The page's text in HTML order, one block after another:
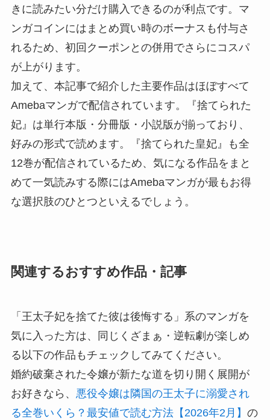
きに読みたい分だけ購入できるのが利点です。マ
ンガコインにはまとめ買い時のボーナスも付与さ
れるため、初回クーポンとの併用でさらにコスパ
が上がります。
加えて、本記事で紹介した主要作品はほぼすべて
Amebaマンガで配信されています。『捨てられた
妃』は単行本版・分冊版・小説版が揃っており、
好みの形式で読めます。『捨てられた皇妃』も全
12巻が配信されているため、気になる作品をまと
めて一気読みする際にはAmebaマンガが最もお得
な選択肢のひとつといえるでしょう。
関連するおすすめ作品・記事
「王太子妃を捨てた彼は後悔する」系のマンガを
気に入った方は、同じくざまぁ・逆転劇が楽しめ
る以下の作品もチェックしてみてください。
婚約破棄された令嬢が新たな道を切り開く展開が
お好きなら、 悪役令嬢は隣国の王太子に溺愛され
る全巻いくら？最安値で読む方法【2026年2月】 の